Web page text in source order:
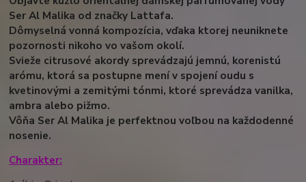
Ser Al Malika od značky Lattafa.
Dômyselná vonná kompozícia, vďaka ktorej neuniknete
pozornosti nikoho vo vašom okolí.
Svieže citrusové akordy sprevádzajú jemnú, korenistú
arómu, ktorá sa postupne mení v spojení oudu s
kvetinovými a zemitými tónmi, ktoré sprevádza vanilka,
ambra alebo pižmo.
Vôňa Ser Al Malika je perfektnou voľbou na každodenné
nosenie.
Charakter: